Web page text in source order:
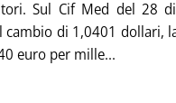
Sul Cif Med del 28
cambio di 1,0401 dollari,
euro per mille...